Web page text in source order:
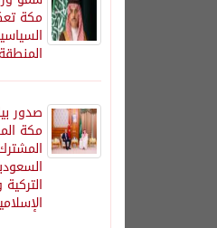
مكة
المنطقة
صدور
مكة